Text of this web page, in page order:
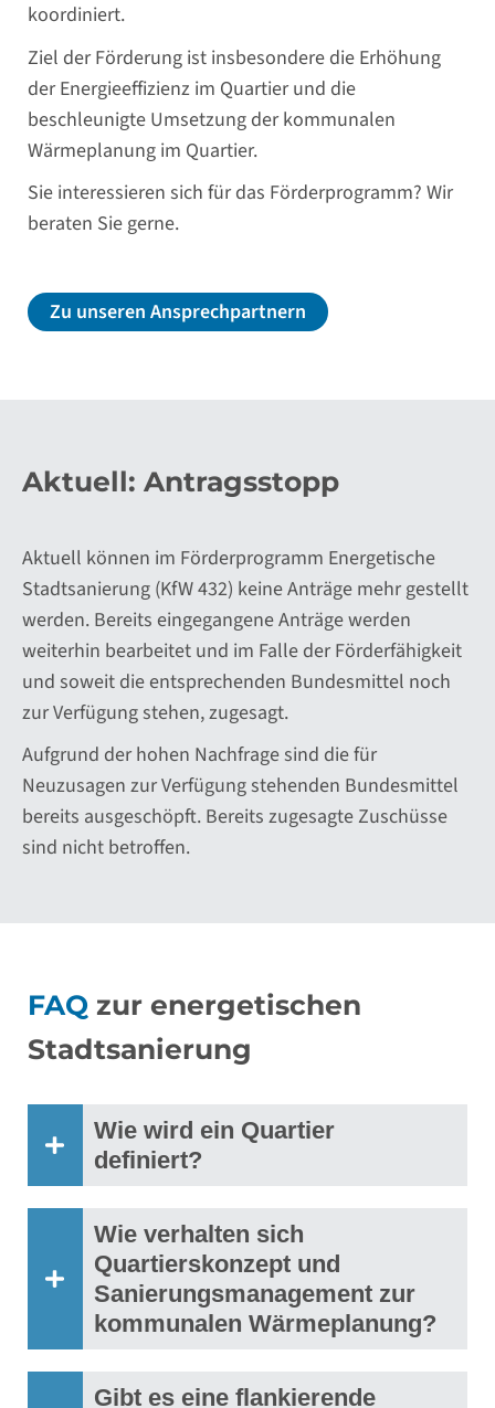
koordiniert.
Ziel der Förderung ist insbesondere die Erhöhung
der Energieeffizienz im Quartier und die
beschleunigte Umsetzung der kommunalen
Wärmeplanung im Quartier.
Sie interessieren sich für das Förderprogramm? Wir
beraten Sie gerne.
Zu unseren Ansprechpartnern
Aktuell: Antragsstopp
Aktuell können im Förderprogramm Energetische
Stadtsanierung (KfW 432) keine Anträge mehr gestellt
werden. Bereits eingegangene Anträge werden
weiterhin bearbeitet und im Falle der Förderfähigkeit
und soweit die entsprechenden Bundesmittel noch
zur Verfügung stehen, zugesagt.
Aufgrund der hohen Nachfrage sind die für
Neuzusagen zur Verfügung stehenden Bundesmittel
bereits ausgeschöpft. Bereits zugesagte Zuschüsse
sind nicht betroffen.
FAQ zur energetischen
Stadtsanierung
Wie wird ein Quartier
definiert?
Wie verhalten sich
Quartierskonzept und
Sanierungsmanagement zur
kommunalen Wärmeplanung?
Gibt es eine flankierende